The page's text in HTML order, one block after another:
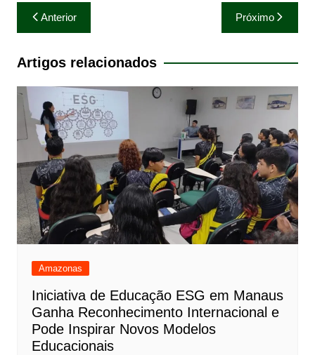
Navegação
de
Post
Anterior Próximo
Artigos relacionados
Amazonas
Iniciativa de Educação ESG em Manaus
Ganha Reconhecimento Internacional e
Pode Inspirar Novos Modelos
Educacionais